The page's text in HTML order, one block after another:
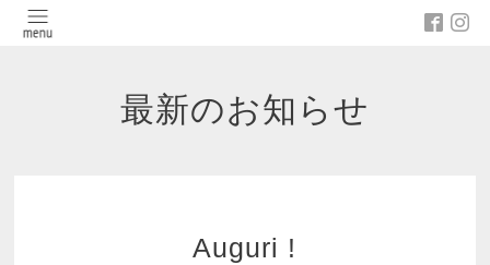
最新のお知らせ
Auguri !